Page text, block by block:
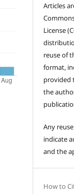
Articles
License
reuse of
format,
provided
the
Any
indicate
and the
How to